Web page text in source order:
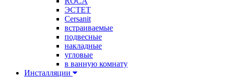
ЭСТЕТ
Cersanit
встраиваемые
подвесные
накладные
угловые
в ванную комнату
Инсталляции